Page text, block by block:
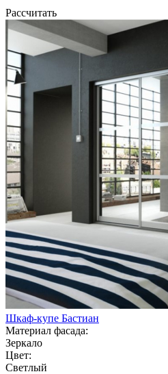
Рассчитать
Шкаф-купе Бастиан
Материал фасада:
Зеркало
Цвет:
Светлый